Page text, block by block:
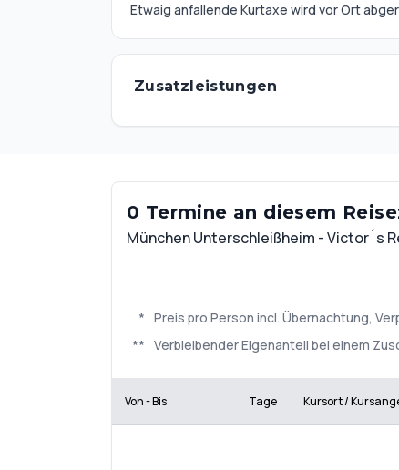
Etwaig anfallende Kurtaxe wird vor Ort
Zusatzleistungen
0 Termine an diesem
München Unterschleißheim - Victor´s
* Preis pro Person incl. Übernachtung,
** Verbleibender Eigenanteil bei einem
Von - Bis Tage Kursort /